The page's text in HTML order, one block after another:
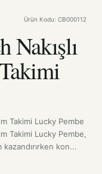
Ürün Kodu: CB000112
Nakışlı
Takimi Lucky Pembe
Takimi Lucky Pembe,
kon...